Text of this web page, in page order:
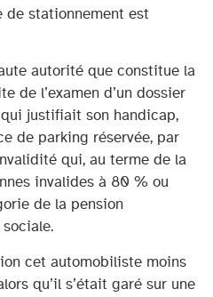
de stationnement est
autorité que constitue la
de l’examen d’un dossier
justifiait son handicap,
de parking réservée, par
qui, au terme de la
invalides à 80 % ou
de la pension
cet automobiliste moins
qu’il s’était garé sur une